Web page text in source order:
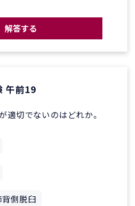
解答する
午前19
適切でないのはどれか。
側脱臼